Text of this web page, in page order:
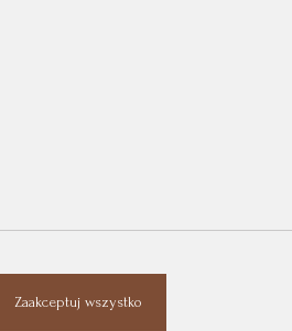
Zaakceptuj wszystko